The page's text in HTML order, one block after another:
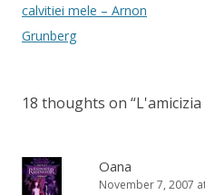
navigation
calvitiei mele – Arnon
Grunberg
18 thoughts on “
Oana
November 7, 2007